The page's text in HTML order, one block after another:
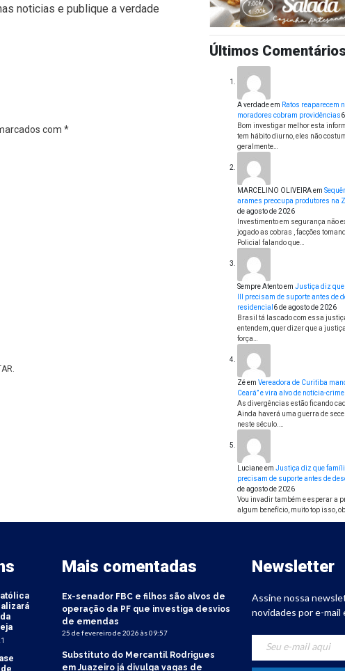
noticias e publique a verdade
com *
Últimos
A verdadeem Ratos reaparecem
moradores cobram providências
Bom investigar melhor esta
tem hábito diurno, eles não
geralmente…
MARCELINO OLIVEIRAem
arames preocupa produtores na
de agosto de 2026
Investimento em segurança não
jogado as cobras , facções
Policial falando que…
Sempre Atentoem Justiça diz
III precisam de suporte antes de
residencial 6 de agosto de 2026
Brasil tá lascado com essa
entendem, quer dizer que a
força…
Zéem Vereadora de Curitiba
Ceará” e vira alvo de notícia-crime
As divergências estão ficando
Ainda haverá uma guerra de
neste século.…
Lucianeem Justiça diz que
precisam de suporte antes de
de agosto de 2026
Vou invadir também e esperar a
algum benefício, muito top isso,
Mais comentadas
Ex-senador FBC e filhos são alvos de
operação da PF que investiga desvios
de emendas
25 de fevereiro de 2026 às 09:57
Substituto do Mercantil Rodrigues
em Juazeiro já divulga vagas de
Newsletter
Assine nossa
novidades por e-mail